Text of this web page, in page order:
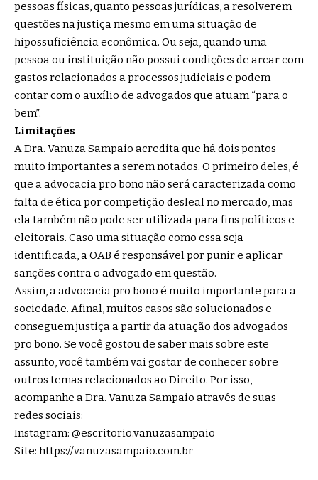
pessoas físicas, quanto pessoas jurídicas, a resolverem
questões na justiça mesmo em uma situação de
hipossuficiência econômica. Ou seja, quando uma
pessoa ou instituição não possui condições de arcar com
gastos relacionados a processos judiciais e podem
contar com o auxílio de advogados que atuam “para o
bem”.
Limitações
A Dra. Vanuza Sampaio acredita que há dois pontos
muito importantes a serem notados. O primeiro deles, é
que a advocacia pro bono não será caracterizada como
falta de ética por competição desleal no mercado, mas
ela também não pode ser utilizada para fins políticos e
eleitorais. Caso uma situação como essa seja
identificada, a OAB é responsável por punir e aplicar
sanções contra o advogado em questão.
Assim, a advocacia pro bono é muito importante para a
sociedade. Afinal, muitos casos são solucionados e
conseguem justiça a partir da atuação dos advogados
pro bono. Se você gostou de saber mais sobre este
assunto, você também vai gostar de conhecer sobre
outros temas relacionados ao Direito. Por isso,
acompanhe a Dra. Vanuza Sampaio através de suas
redes sociais:
Instagram: @escritorio.vanuzasampaio
Site: https://vanuzasampaio.com.br